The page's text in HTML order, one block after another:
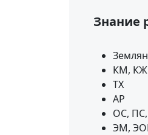
Знание
КМ, КЖ
ТХ
АР
ОС,
ЭМ,